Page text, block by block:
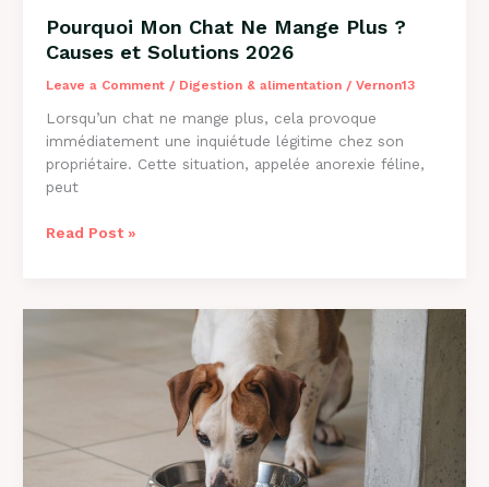
Pourquoi Mon Chat Ne Mange Plus ?
Causes et Solutions 2026
Leave a Comment / Digestion & alimentation/ Vernon13
Lorsqu’un chat ne mange plus, cela provoque
immédiatement une inquiétude légitime chez son
propriétaire. Cette situation, appelée anorexie féline,
peut
Pourquoi
Read Post »